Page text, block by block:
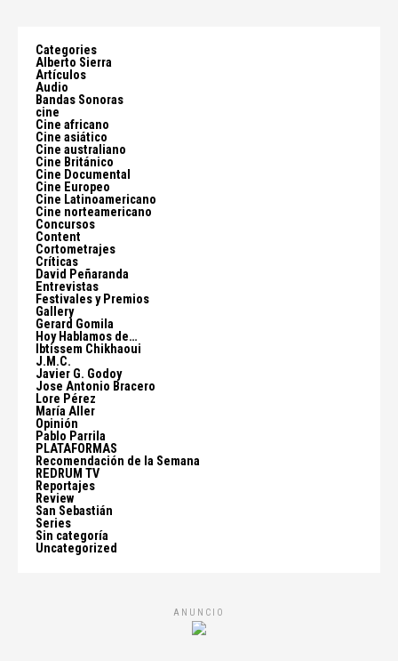
Categories
Alberto Sierra
Artículos
Audio
Bandas Sonoras
cine
Cine africano
Cine asiático
Cine australiano
Cine Británico
Cine Documental
Cine Europeo
Cine Latinoamericano
Cine norteamericano
Concursos
Content
Cortometrajes
Críticas
David Peñaranda
Entrevistas
Festivales y Premios
Gallery
Gerard Gomila
Hoy Hablamos de…
Ibtissem Chikhaoui
J.M.C.
Javier G. Godoy
Jose Antonio Bracero
Lore Pérez
María Aller
Opinión
Pablo Parrila
PLATAFORMAS
Recomendación de la Semana
REDRUM TV
Reportajes
Review
San Sebastián
Series
Sin categoría
Uncategorized
ANUNCIO